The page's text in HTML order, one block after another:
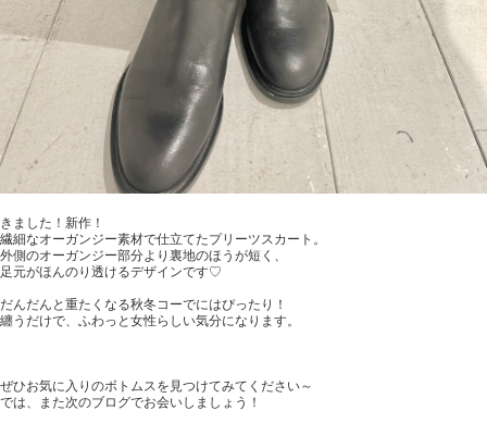
きました！新作！
繊細なオーガンジー素材で仕立てたプリーツスカート。
外側のオーガンジー部分より裏地のほうが短く、
足元がほんのり透けるデザインです♡
だんだんと重たくなる秋冬コーでにはぴったり！
纏うだけで、ふわっと女性らしい気分になります。
ぜひお気に入りのボトムスを見つけてみてください～
では、また次のブログでお会いしましょう！